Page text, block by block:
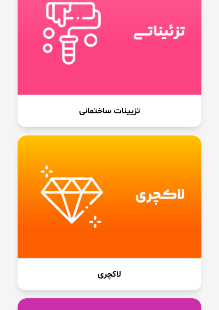
تزیینات ساختمانی
لاکچری